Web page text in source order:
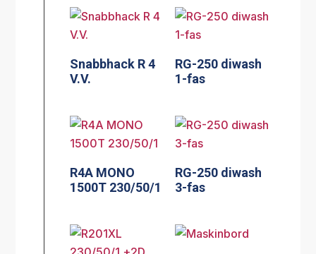
Snabbhack R 4
V.V.
RG-250 diwash
1-fas
R4A MONO
1500T 230/50/1
RG-250 diwash
3-fas